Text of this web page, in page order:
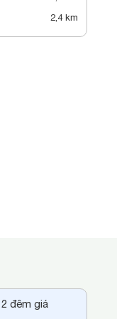
2,4 km
2 đêm giá